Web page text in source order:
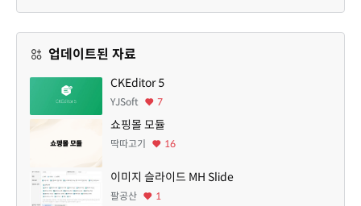
업데이트된 자료
CKEditor 5
YJSoft 7
쇼핑몰 모듈
딱따고기 16
이미지 슬라이드 MH Slide
팔공산 1